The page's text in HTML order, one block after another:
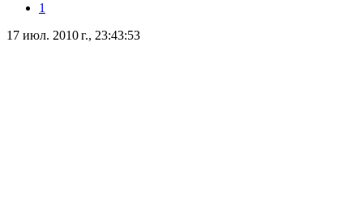
1
17 июл. 2010 г., 23:43:53